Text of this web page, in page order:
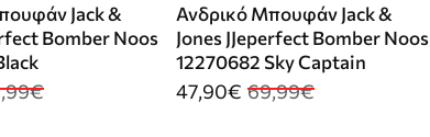
Jack &
Bomber Noos
Ανδρικό Μπουφάν Jack &
Jones JJeperfect Bomber Noos
12270682 Sky Captain
47,90€ 69,99€